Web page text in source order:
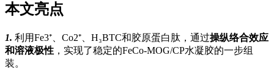
本文亮点
1. 利用Fe3⁺、Co2⁺、H₃BTC和胶原蛋白肽 ，通过操纵络合效应
和溶液极性 ，实现了稳定的FeCo-MOG/CP水凝胶的一步组
装。